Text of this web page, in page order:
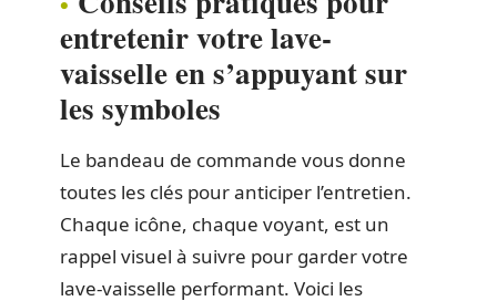
entretenir votre lave-
vaisselle en s’appuyant sur
les symboles
Le bandeau de commande vous donne
toutes les clés pour anticiper l’entretien.
Chaque icône, chaque voyant, est un
rappel visuel à suivre pour garder votre
lave-vaisselle performant. Voici les